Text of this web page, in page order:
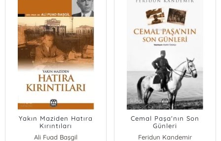
Yakın Maziden Hatıra
Kırıntıları
Ali Fuad Başgil
Cemal Paşa'nın Son
Günleri
Feridun Kandemir